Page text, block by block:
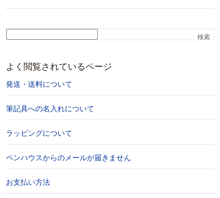
検索
よく閲覧されているページ
発送・送料について
筆記具への名入れについて
ラッピングについて
ペンハウスからのメールが届きません
お支払い方法